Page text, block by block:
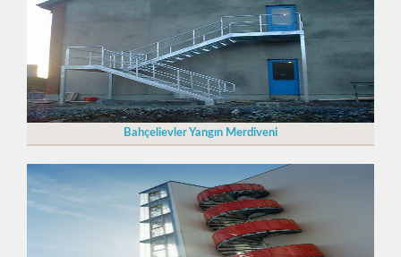
Bahçelievler Yangın Merdiveni